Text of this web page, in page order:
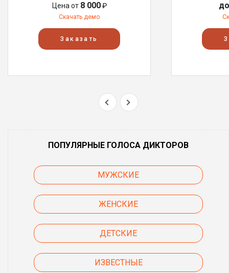
Цена от 8 000₽
Скачать демо
Заказать
ПОПУЛЯРНЫЕ ГОЛОСА ДИКТОРОВ
МУЖСКИЕ
ЖЕНСКИЕ
ДЕТСКИЕ
ИЗВЕСТНЫЕ